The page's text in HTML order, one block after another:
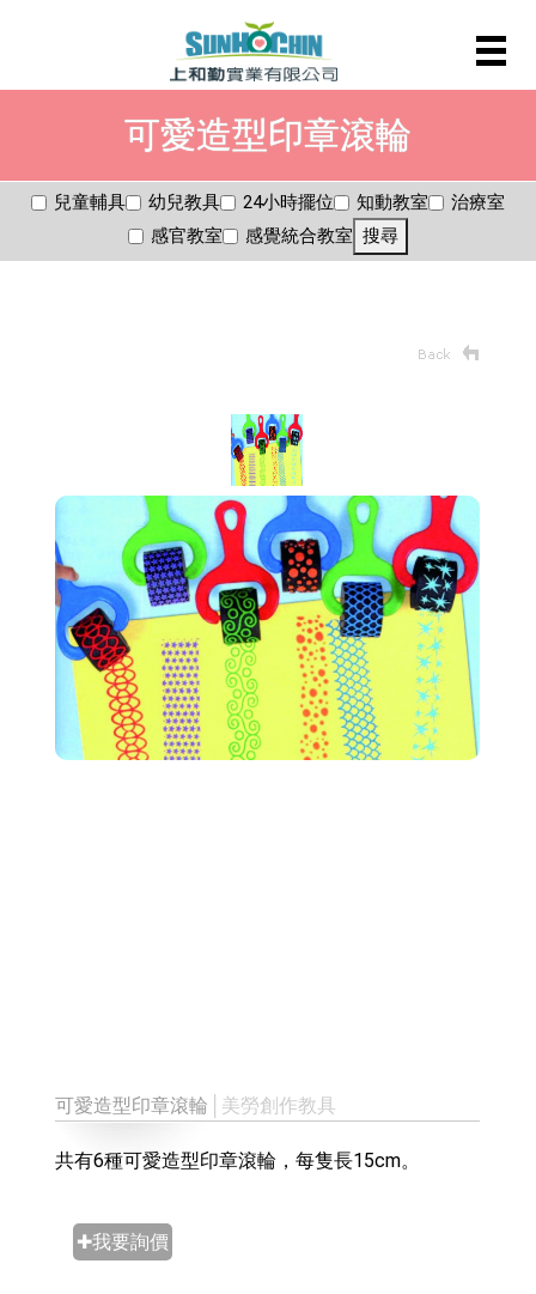
可愛造型印章滾輪
兒童輔具 幼兒教具 24小時擺位 知動教室
治療室
感官教室
感覺統合教室 搜尋
可愛造型印章滾輪 │美勞創作教具
共有6種可愛造型印章滾輪，每隻長15cm。
✚我要詢價